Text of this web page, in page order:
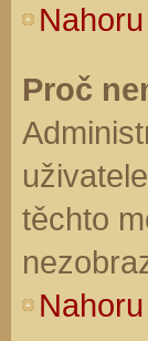
Nahoru
Proč
těchto
Nahoru